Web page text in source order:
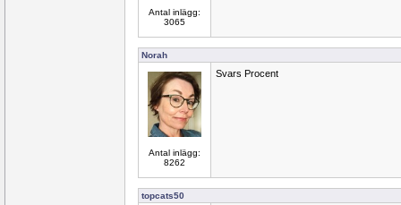
Antal inlägg:
3065
Norah
Antal inlägg:
8262
Svars Procent
topcats50